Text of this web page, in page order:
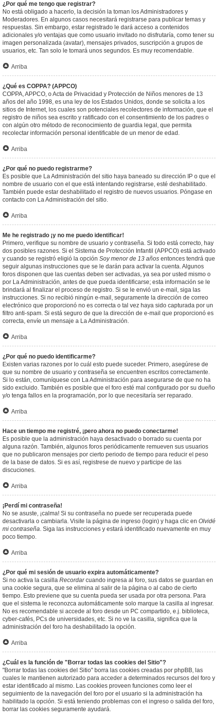
¿Por qué me tengo que registrar?
No está obligado a hacerlo, la decisión la toman los Administradores y
Moderadores. En algunos casos necesitará registrarse para publicar temas y
respuestas. Sin embargo, estar registrado le dará acceso a contenidos
adicionales y/o ventajas que como usuario invitado no disfrutaría, como tener su
imagen personalizada (avatar), mensajes privados, suscripción a grupos de
usuarios, etc. Tan solo le tomará unos segundos. Es muy recomendable.
Arriba
¿Qué es COPPA? (APPCO)
COPPA, APPCO, o Acta de Privacidad y Protección de Niños menores de 13
años del año 1998, es una ley de los Estados Unidos, donde se solicita a los
sitios de Internet, los cuales son potenciales recolectores de información, que el
registro de niños sea escrito y ratificado con el consentimiento de los padres o
con algún otro método de reconocimiento de guardia legal, que permita
recolectar información personal identificable de un menor de edad.
Arriba
¿Por qué no puedo registrarme?
Es posible que La Administración del sitio haya baneado su dirección IP o que el
nombre de usuario con el que está intentando registrarse, esté deshabilitado.
También puede estar deshabilitado el registro de nuevos usuarios. Póngase en
contacto con La Administración del sitio.
Arriba
Me he registrado ¡y no me puedo identificar!
Primero, verifique su nombre de usuario y contraseña. Si todo está correcto, hay
dos posibles razones. Si el Sistema de Protección Infantil (APPCO) está activado
y cuando se registró eligió la opción Soy menor de 13 años entonces tendrá que
seguir algunas instrucciones que se le darán para activar la cuenta. Algunos
foros disponen que las cuentas deben ser activadas, ya sea por usted mismo o
por La Administración, antes de que pueda identificarse; esta información se le
brindará al finalizar el proceso de registro. Si se le envió un e-mail, siga las
instrucciones. Si no recibió ningún e-mail, seguramente la dirección de correo
electrónico que proporcionó no es correcta o tal vez haya sido capturada por un
filtro anti-spam. Si está seguro de que la dirección de e-mail que proporcionó es
correcta, envíe un mensaje a La Administración.
Arriba
¿Por qué no puedo identificarme?
Existen varias razones por lo cuál esto puede suceder. Primero, asegúrese de
que su nombre de usuario y contraseña se encuentren escritos correctamente.
Si lo están, comuníquese con La Administración para asegurarse de que no ha
sido excluido. También es posible que el foro esté mal configurado por su dueño
y/o tenga fallos en la programación, por lo que necesitaría ser reparado.
Arriba
Hace un tiempo me registré, ¡pero ahora no puedo conectarme!
Es posible que la administración haya desactivado o borrado su cuenta por
alguna razón. También, algunos foros periódicamente remueven sus usuarios
que no publicaron mensajes por cierto periodo de tiempo para reducir el peso
de la base de datos. Si es así, registrese de nuevo y participe de las
discuciones.
Arriba
¡Perdí mi contraseña!
No se asuste, ¡calma! Si su contraseña no puede ser recuperada puede
desactivarla o cambiarla. Visite la página de ingreso (login) y haga clic en Olvidé
mi contraseña. Siga las instrucciones y estará identificado nuevamente en muy
poco tiempo.
Arriba
¿Por qué mi sesión de usuario expira automáticamente?
Si no activa la casilla Recordarcuando ingresa al foro, sus datos se guardan en
una cookie segura, que se elimina al salir de la página o al cabo de cierto
tiempo. Esto previene que su cuenta pueda ser usada por otra persona. Para
que el sistema le reconozca automáticamente solo marque la casilla al ingresar.
No es recomendable si accede al foro desde un PC compartido, e.j. biblioteca,
cyber-cafés, PCs de universidades, etc. Si no ve la casilla, significa que la
administración del foro ha deshabilitado la opción.
Arriba
¿Cuál es la función de "Borrar todas las cookies del Sitio"?
"Borrar todas las cookies del Sitio" borra las cookies creadas por phpBB, las
cuales le mantienen autorizado para acceder a determinados recursos del foro y
estar identificado al mismo. Las cookies proveen funciones como leer el
seguimiento de la navegación del foro por el usuario si la administración ha
habilitado la opción. Si está teniendo problemas con el ingreso o salida del foro,
borrar las cookies seguramente ayudará.